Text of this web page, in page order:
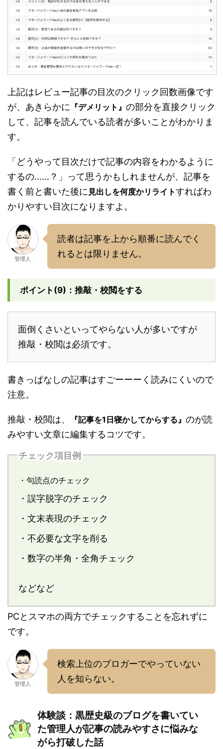
上記はレビュー記事の目次のクリック回数画像です
が、あきらかに 『デメリット』 の部分を直接クリック
して、記事を読んでいる読者が多いことがわかりま
す。
「どうやって目次だけで記事の内容をわかるように
するの……？」って思うかもしれませんが、記事を
書く前と書いた後に 見出しを何度かリライトすればわ
かりやすい目次になりますよ。
管理人
読者は記事を上から順番に読んでく
れるとは限りません。
ポイント(9)：推敲・校閲をする
面倒くさいといってやらない人が多いですが
推敲・校閲は必須です。
書きっぱなしの記事はすごーーーく読みにくいので
注意。
推敲・校閲は、 『記事を1日寝かしてからする』 のが読
みやすい文章に編集するコツです。
チェック項目例
・句読点のチェック
・誤字脱字のチェック
・文末表現のチェック
・不必要な文字を削る
・数字の半角・全角チェック
などなど
PCとスマホの両方でチェックすることを忘れずに
です。
管理人
検索上位のブロガーでやっていない
人を知らない。
体験談：黒歴史級のブログを書いてい
た管理人が記事の読みやすさに悩みな
がら打破した話